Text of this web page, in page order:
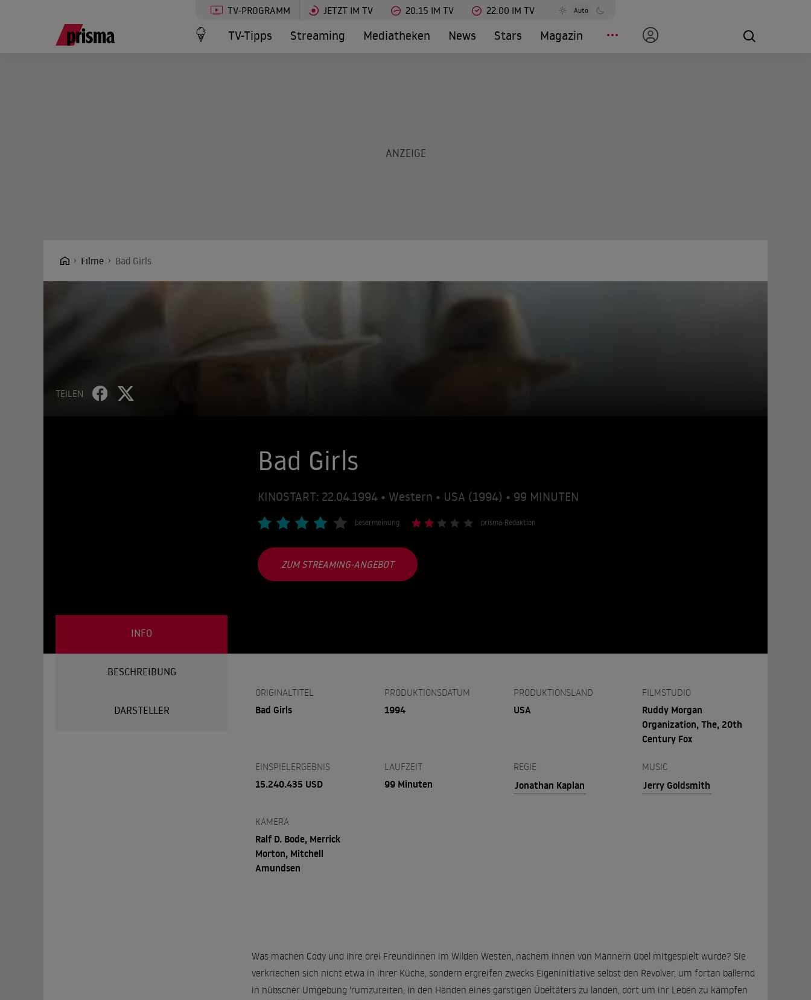
TV-PROGRAMM JETZT IM TV 20:15 IM TV 22:00 IM TV Auto
TV-Tipps Streaming Mediatheken News Stars Magazin
Filme Bad Girls
TEILEN
Bad Girls
KINOSTART: 22.04.1994 • Western • USA (1994) • 99 MINUTEN
Lesermeinung prisma-Redaktion
ZUM STREAMING-ANGEBOT
INFO
BESCHREIBUNG
DARSTELLER
ORIGINALTITEL
Bad Girls
PRODUKTIONSDATUM
1994
PRODUKTIONSLAND
USA
FILMSTUDIO
Ruddy Morgan
Organization, The, 20th
Century Fox
EINSPIELERGEBNIS
15.240.435 USD
LAUFZEIT
99 Minuten
REGIE
Jonathan Kaplan
MUSIC
Jerry Goldsmith
KAMERA
Ralf D. Bode, Merrick
Morton, Mitchell
Amundsen
Was machen Cody und ihre drei Freundinnen im Wilden Westen, nachem ihnen von Männern übel mitgespielt wurde? Sie
verkriechen sich nicht etwa in ihrer Küche, sondern ergreifen zwecks Eigeninitiative selbst den Revolver, um fortan ballernd
in hübscher Umgebung 'rumzureiten, in den Händen eines garstigen Übeltäters zu landen, dort um ihr Leben zu kämpfen